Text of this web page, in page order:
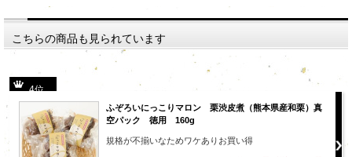
こちらの商品も見られています
4位
ふぞろいにっこりマロン 栗渋皮煮（熊本県産和栗）真
空パック 徳用 160g
規格が不揃いなためワケありお買い得